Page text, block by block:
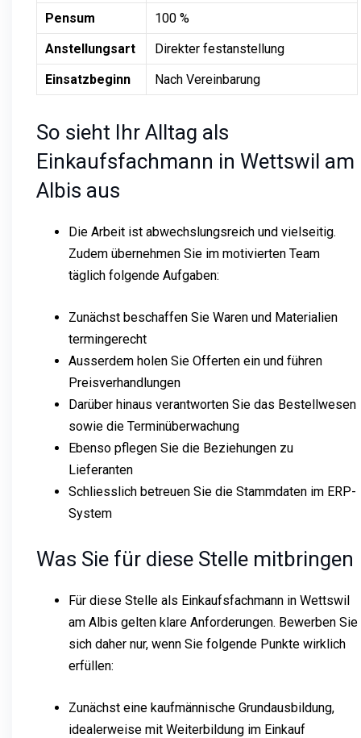
Pensum
100 %
Anstellungsart
Direkter festanstellung
Einsatzbeginn
Nach Vereinbarung
So sieht Ihr Alltag als
Einkaufsfachmann in Wettswil am
Albis aus
Die Arbeit ist abwechslungsreich und vielseitig.
Zudem übernehmen Sie im motivierten Team
täglich folgende Aufgaben:
Zunächst beschaffen Sie Waren und Materialien
termingerecht
Ausserdem holen Sie Offerten ein und führen
Preisverhandlungen
Darüber hinaus verantworten Sie das Bestellwesen
sowie die Terminüberwachung
Ebenso pflegen Sie die Beziehungen zu
Lieferanten
Schliesslich betreuen Sie die Stammdaten im ERP-
System
Was Sie für diese Stelle mitbringen
Für diese Stelle als Einkaufsfachmann in Wettswil
am Albis gelten klare Anforderungen. Bewerben Sie
sich daher nur, wenn Sie folgende Punkte wirklich
erfüllen:
Zunächst eine kaufmännische Grundausbildung,
idealerweise mit Weiterbildung im Einkauf